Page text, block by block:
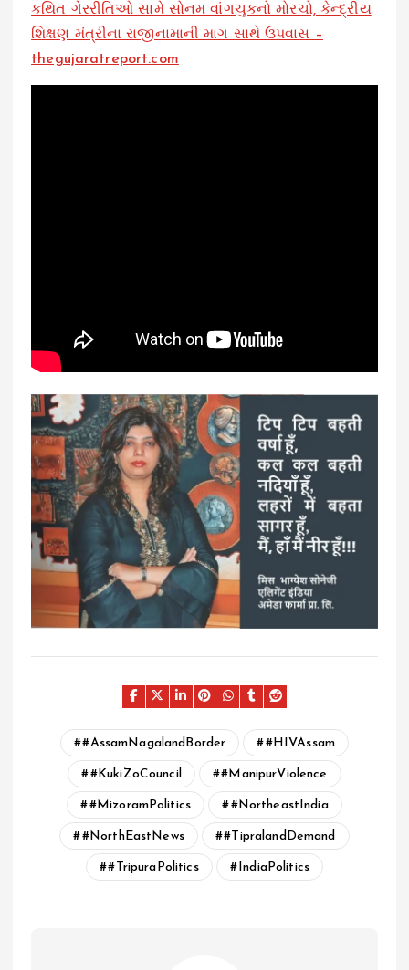
કથિત ગેરરીતિઓ સામે સોનમ વાંગચુકનો મોરચો, કેન્દ્રીય
શિક્ષણ મંત્રીના રાજીનામાની માગ સાથે ઉપવાસ –
thegujaratreport.com
#AssamNagalandBorder #HIVAssam
#KukiZoCouncil #ManipurViolence
#MizoramPolitics #NortheastIndia
#NorthEastNews #TipralandDemand
#TripuraPolitics IndiaPolitics